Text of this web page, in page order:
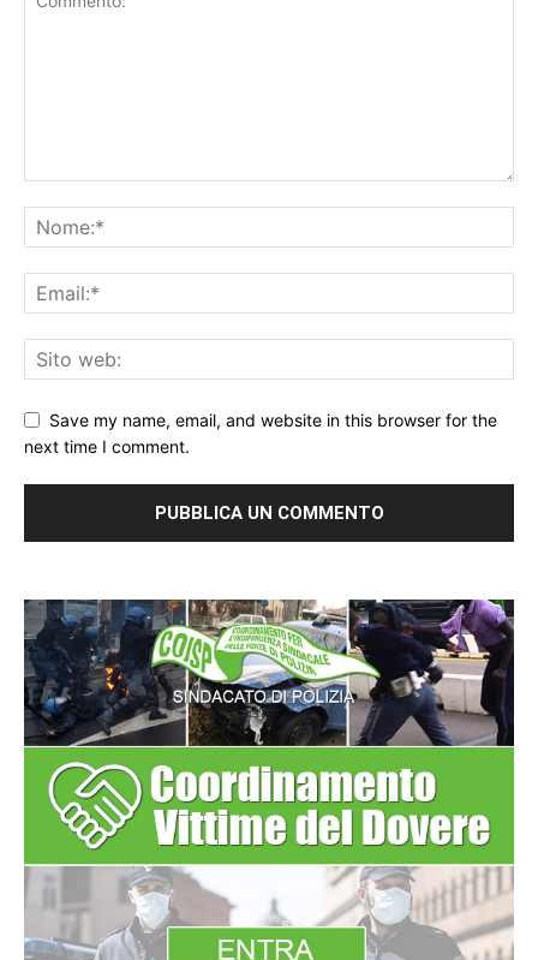
Save my name, email, and website in this browser for the
next time I comment.